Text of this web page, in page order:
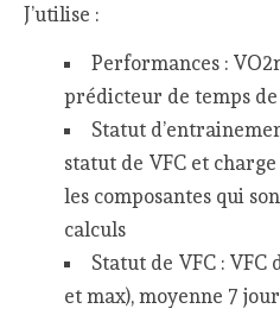
J’utilise :
Performances :
prédicteur de temps de
Statut
statut de VFC et
les composantes qui
calculs
Statut de VFC :
et max), moyenne 7